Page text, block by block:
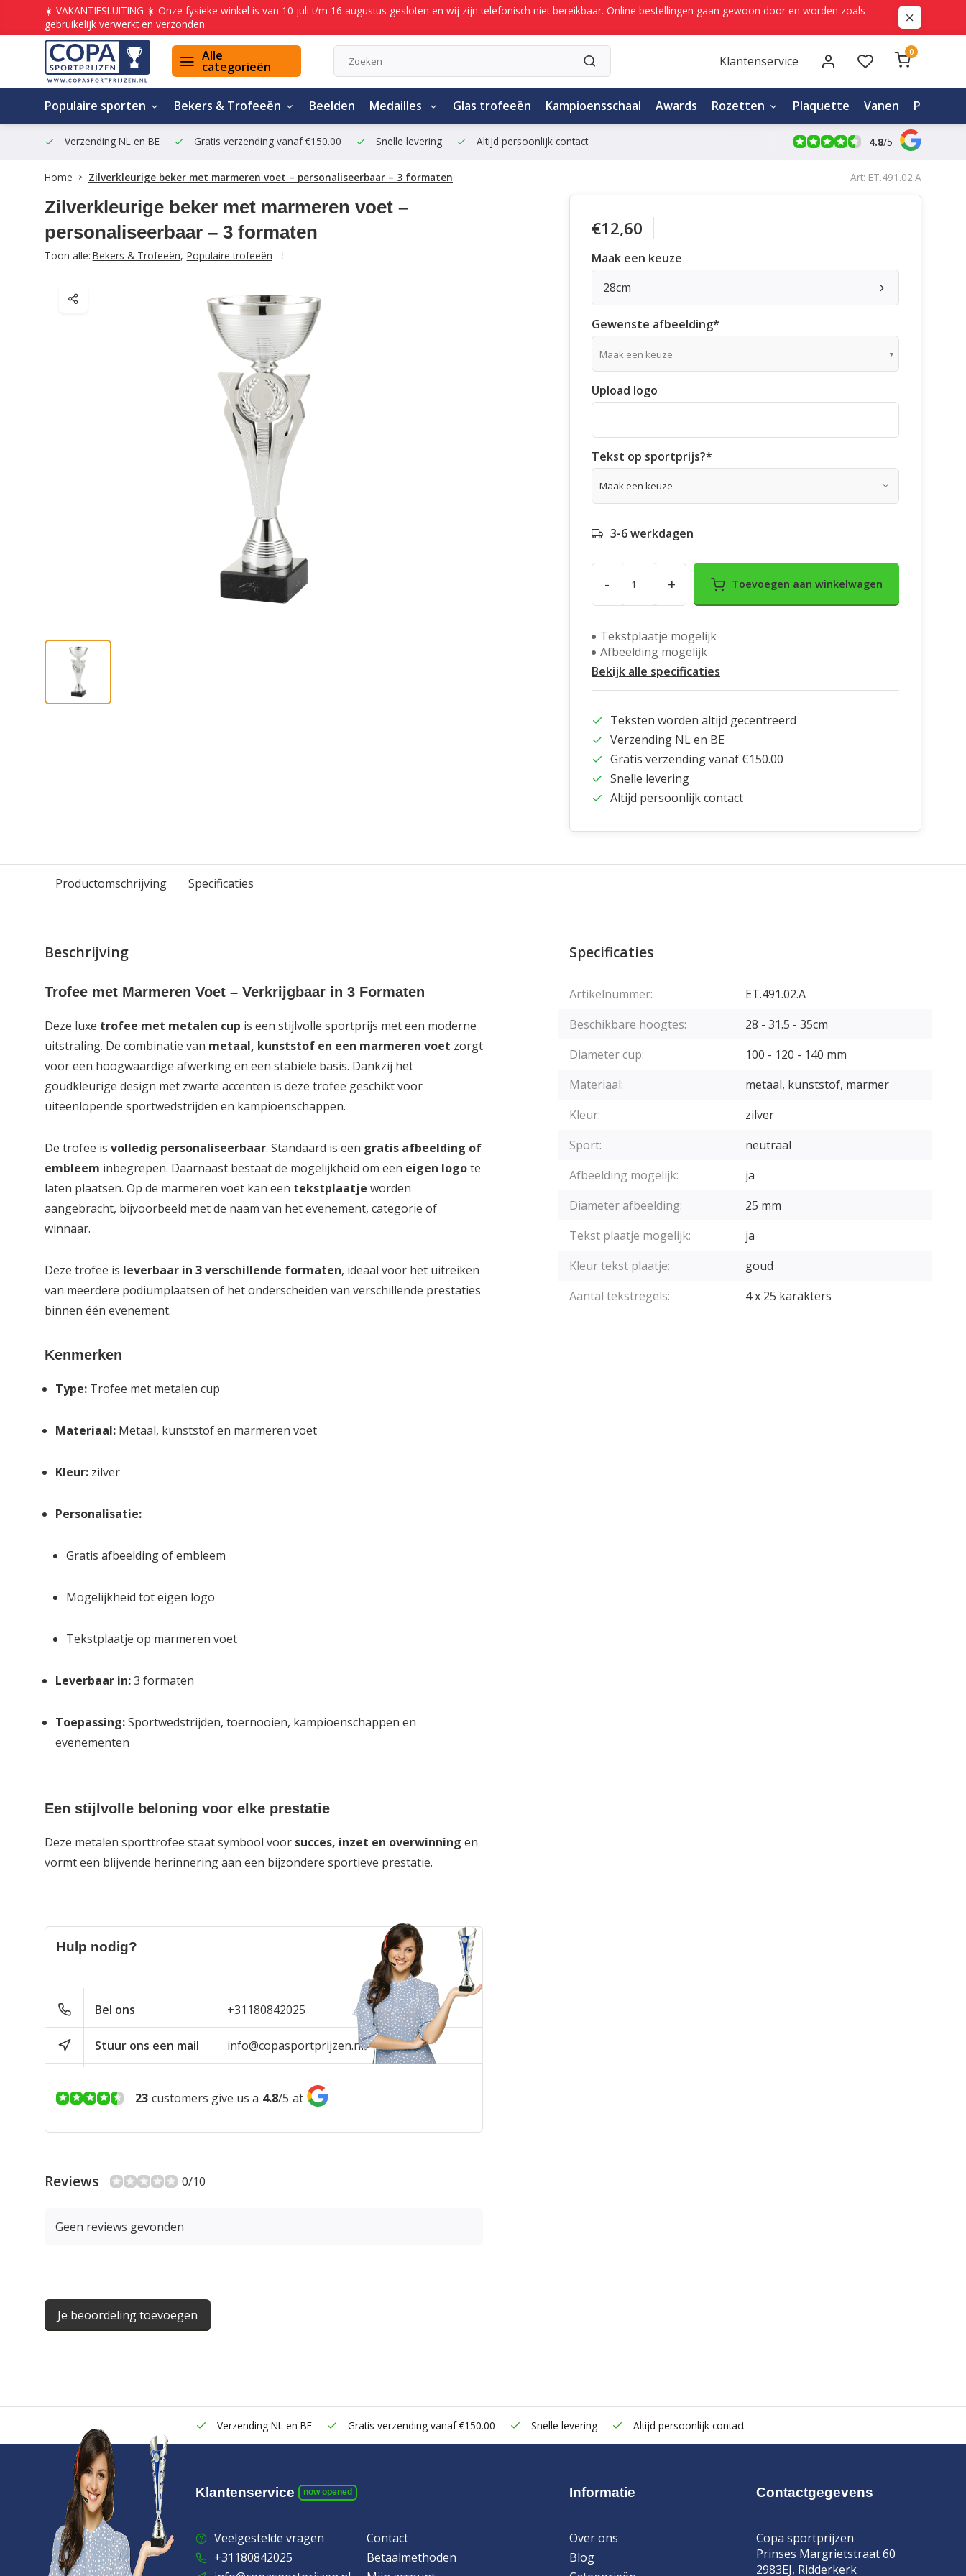
☀️ VAKANTIESLUITING ☀️ Onze fysieke winkel is van 10 juli t/m 16 augustus gesloten en wij zijn telefonisch niet bereikbaar. Online bestellingen gaan gewoon door en worden zoals
gebruikelijk verwerkt en verzonden.
Alle
categorieën Klantenservice
0
Populaire sporten Bekers & Trofeeën Beelden Medailles Glas trofeeën Kampioensschaal Awards Rozetten Plaquette Vanen
Verzending NL en BE Gratis verzending vanaf €150.00 Snelle levering Altijd persoonlijk contact 4.8/5
Home Zilverkleurige beker met marmeren voet – personaliseerbaar – 3 formaten Art: ET.491.02.A
Zilverkleurige beker met marmeren voet –
personaliseerbaar – 3 formaten
Toon alle: Bekers & Trofeeën, Populaire trofeeën
€12,60
Maak een keuze
28cm
Gewenste afbeelding*
Maak een keuze
Upload logo
Tekst op sportprijs?*
3-6 werkdagen
- + Toevoegen aan winkelwagen
Tekstplaatje mogelijk
Afbeelding mogelijk
Bekijk alle specificaties
Teksten worden altijd gecentreerd
Verzending NL en BE
Gratis verzending vanaf €150.00
Snelle levering
Altijd persoonlijk contact
Productomschrijving Specificaties
Beschrijving
Trofee met Marmeren Voet – Verkrijgbaar in 3 Formaten
Deze luxe trofee met metalen cup is een stijlvolle sportprijs met een moderne
uitstraling. De combinatie van metaal, kunststof en een marmeren voet zorgt
voor een hoogwaardige afwerking en een stabiele basis. Dankzij het
goudkleurige design met zwarte accenten is deze trofee geschikt voor
uiteenlopende sportwedstrijden en kampioenschappen.
De trofee is volledig personaliseerbaar. Standaard is een gratis afbeelding of
embleem inbegrepen. Daarnaast bestaat de mogelijkheid om een eigen logote
laten plaatsen. Op de marmeren voet kan een tekstplaatje worden
aangebracht, bijvoorbeeld met de naam van het evenement, categorie of
winnaar.
Deze trofee is leverbaar in 3 verschillende formaten, ideaal voor het uitreiken
van meerdere podiumplaatsen of het onderscheiden van verschillende prestaties
binnen één evenement.
Kenmerken
Type: Trofee met metalen cup
Materiaal: Metaal, kunststof en marmeren voet
Kleur: zilver
Personalisatie:
Gratis afbeelding of embleem
Mogelijkheid tot eigen logo
Tekstplaatje op marmeren voet
Leverbaar in:3 formaten
Toepassing:Sportwedstrijden, toernooien, kampioenschappen en
evenementen
Een stijlvolle beloning voor elke prestatie
Deze metalen sporttrofee staat symbool voor succes, inzet en overwinning en
vormt een blijvende herinnering aan een bijzondere sportieve prestatie.
Hulp nodig?
Bel ons +31180842025
Stuur ons een mail info@copasportprijzen.nl
23 customers give us a 4.8/5 at
Reviews 0/10
Geen reviews gevonden
Je beoordeling toevoegen
Specificaties
Artikelnummer:
ET.491.02.A
Beschikbare hoogtes:
28 - 31.5 - 35cm
Diameter cup:
100 - 120 - 140 mm
Materiaal:
metaal, kunststof, marmer
Kleur:
zilver
Sport:
neutraal
Afbeelding mogelijk:
ja
Diameter afbeelding:
25 mm
Tekst plaatje mogelijk:
ja
Kleur tekst plaatje:
goud
Aantal tekstregels:
4 x 25 karakters
Verzending NL en BE Gratis verzending vanaf €150.00 Snelle levering Altijd persoonlijk contact
Klantenservice now opened
Veelgestelde vragen
+31180842025
Contact
Betaalmethoden
Informatie
Over ons
Blog
Contactgegevens
Copa sportprijzen
Prinses Margrietstraat 60
2983EJ, Ridderkerk